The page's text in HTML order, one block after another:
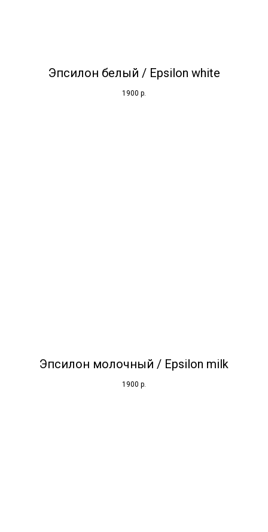
Эпсилон белый / Epsilon white
1900 р.
Эпсилон молочный / Epsilon milk
1900 р.